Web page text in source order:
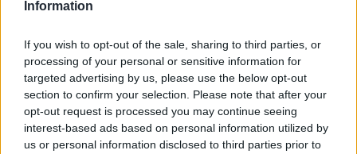
Information
If you wish to opt-out of the sale, sharing to third parties, or
processing of your personal or sensitive information for
targeted advertising by us, please use the below opt-out
section to confirm your selection. Please note that after your
opt-out request is processed you may continue seeing
interest-based ads based on personal information utilized by
us or personal information disclosed to third parties prior to
Τα «Παραμύθια του Σαββάτου»… πάνε διακοπές!
18:38
Μυστήριο 3.500 ετών στη Σαντορίνη: Ο 15χρονος που δεν
πρόλαβε να ξεφύγει από το τσουνάμι μπορεί ν' αλλάξει
τη χρονολογία της μεγάλης έκρηξης